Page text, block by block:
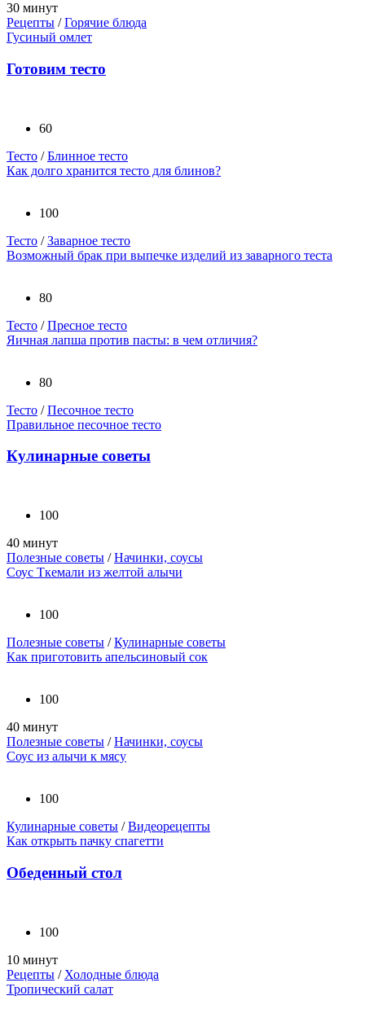
30 минут
Рецепты /Горячие блюда
Гусиный омлет
Готовим тесто
60
Тесто /Блинное тесто
Как долго хранится тесто для блинов?
100
Тесто /Заварное тесто
Возможный брак при выпечке изделий из заварного теста
80
Тесто /Пресное тесто
Яичная лапша против пасты: в чем отличия?
80
Тесто /Песочное тесто
Правильное песочное тесто
Кулинарные советы
100
40 минут
Полезные советы /Начинки, соусы
Соус Ткемали из желтой алычи
100
Полезные советы /Кулинарные советы
Как приготовить апельсиновый сок
100
40 минут
Полезные советы /Начинки, соусы
Соус из алычи к мясу
100
Кулинарные советы /Видеорецепты
Как открыть пачку спагетти
Обеденный стол
100
10 минут
Рецепты / Холодные блюда
Тропический салат